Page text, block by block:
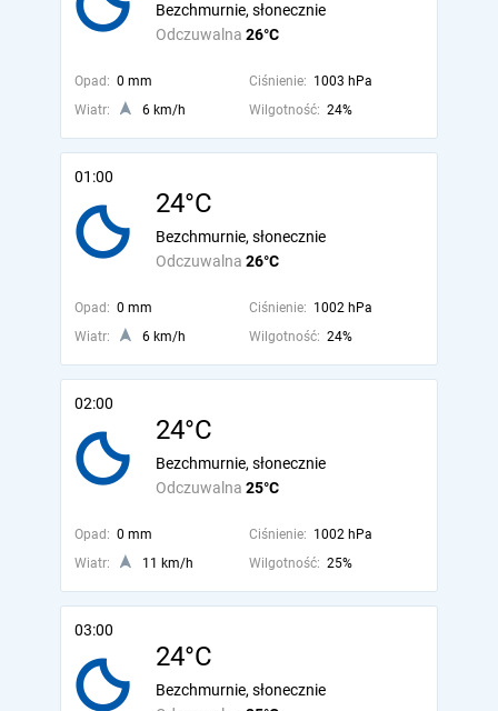
Odczuwalna 26°C
Bezchmurnie, słonecznie
Opad: 0 mm Ciśnienie: 1003 hPa
Wiatr:
6 km/h Wilgotność: 24%
01:00
24°C
Odczuwalna 26°C
Bezchmurnie, słonecznie
Opad: 0 mm Ciśnienie: 1002 hPa
Wiatr:
6 km/h Wilgotność: 24%
02:00
24°C
Odczuwalna 25°C
Bezchmurnie, słonecznie
Opad: 0 mm Ciśnienie: 1002 hPa
Wiatr:
11 km/h Wilgotność: 25%
03:00
24°C
Bezchmurnie, słonecznie